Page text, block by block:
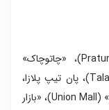
مراکز خرید ارزان بانکوک «پراتونام» (Pratunam)، «چاتوچاک»
(Chatuchak)، «تالاد روت فای» (Talad Rot Fai)، پان تیپ پلازا،
بازار پراتونام، «ام بی کی» (MBK)، «یونیون مال» (Union Mall)، «بازار